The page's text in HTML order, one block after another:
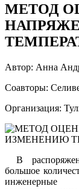
МЕТОД
Автор: Анна
Соавторы:
Организация:
В
большое
инженерные